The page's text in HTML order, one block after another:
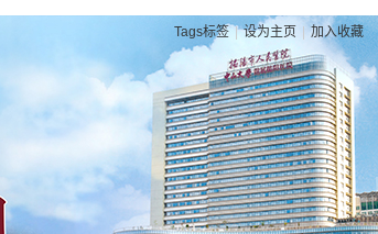
Tags标签 | 设为主页 加入收藏